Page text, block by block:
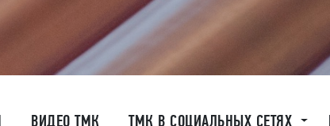
ВИДЕО ТМК ТМК В СОЦИАЛЬНЫХ СЕТЯХ